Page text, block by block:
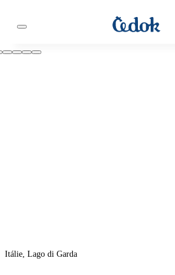
Itálie, Lago di Garda